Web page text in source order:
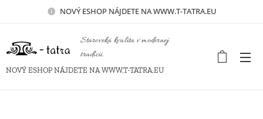
NOVÝESHOP NÁJDETE NA WWW.T-TATRA.EU
Staroveká kvalita v modernej
tradícii.
NOVÝ ESHOP NÁJDETE NA WWW.T-TATRA.EU